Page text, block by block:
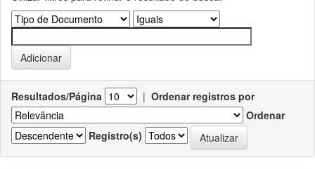
Resultados/Página | Ordenar registros por
Ordenar
Registro(s)